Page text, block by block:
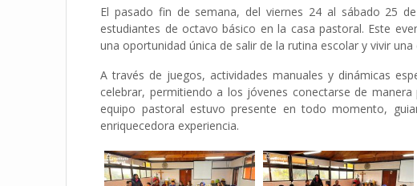
El pasado fin de semana, del viernes 24 al sábado 25
estudiantes de octavo básico en la casa pastoral. Este
una oportunidad única de salir de la rutina escolar y vivir
A través de juegos, actividades manuales y dinámicas
celebrar, permitiendo a los jóvenes conectarse de
equipo pastoral estuvo presente en todo momento,
enriquecedora experiencia.